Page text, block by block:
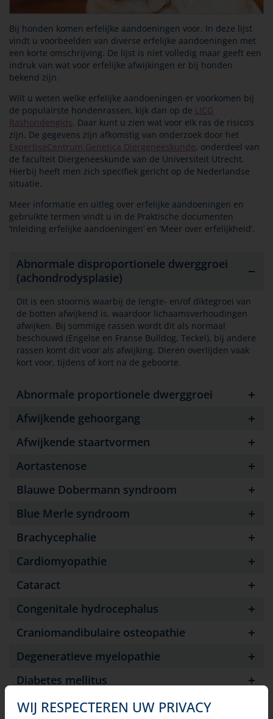
Bij honden komen erfelijke aandoeningen voor. In deze lijst
vindt u voorbeelden van diverse erfelijke aandoeningen met
een korte omschrijving. De lijst is niet volledig maar geeft een
indruk van wat voor erfelijke afwijkingen er bij honden
bekend zijn.
Wilt u weten welke erfelijke aandoeningen er voorkomen bij
de populairste hondenrassen, kijk dan op de LICG
Rashondengids. Daar kunt u zien wat voor elk ras de risico’s
zijn. De gegevens zijn afkomstig van onderzoek door het
ExpertiseCentrum Genetica Diergeneeskunde, onderdeel van
de faculteit Diergeneeskunde van de Universiteit Utrecht.
Hierbij heeft men zich specifiek gericht op de Nederlandse
situatie.
Meer informatie en uitleg over erfelijke aandoeningen en
gebruikte termen vindt u in de Praktische documenten
‘Inleiding erfelijke aandoeningen’ en ‘Meer over erfelijkheid’.
Abnormale disproportionele dwerggroei
(achondrodysplasie)
Dit is een stoornis waarbij de lengte- en/of diktegroei van
de botten afwijkend is, waardoor lichaamsverhoudingen
afwijken. Bij sommige rassen wordt dit als normaal
beschouwd (Engelse en Franse Bulldog, Teckel), bij andere
rassen komt dit voor als afwijking. Dieren overlijden vaak
kort voor, tijdens of kort na de geboorte.
Abnormale proportionele dwerggroei
Afwijkende gehoorgang
Afwijkende staartvormen
Aortastenose
Blauwe Dobermann syndroom
Blue Merle syndroom
Brachycephalie
Cardiomyopathie
Cataract
Congenitale hydrocephalus
Craniomandibulaire osteopathie
Degeneratieve myelopathie
Diabetes mellitus
Distichiasis
WIJ RESPECTEREN UW PRIVACY